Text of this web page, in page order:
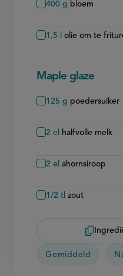
400 g bloem
1,5 olie om te
Maple glaze
125 g poedersuiker
2 el halfvolle melk
2 el ahornsiroop
1/2 tl zout
Gemiddeld